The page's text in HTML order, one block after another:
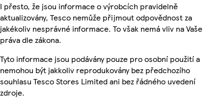
I přesto, že jsou informace o výrobcích pravidelně
aktualizovány, Tesco nemůže přijmout odpovědnost za
jakékoliv nesprávné informace. To však nemá vliv na Vaše
práva dle zákona.
Tyto informace jsou podávány pouze pro osobní použití a
nemohou být jakkoliv reprodukovány bez předchozího
souhlasu Tesco Stores Limited ani bez řádného uvedení
zdroje.